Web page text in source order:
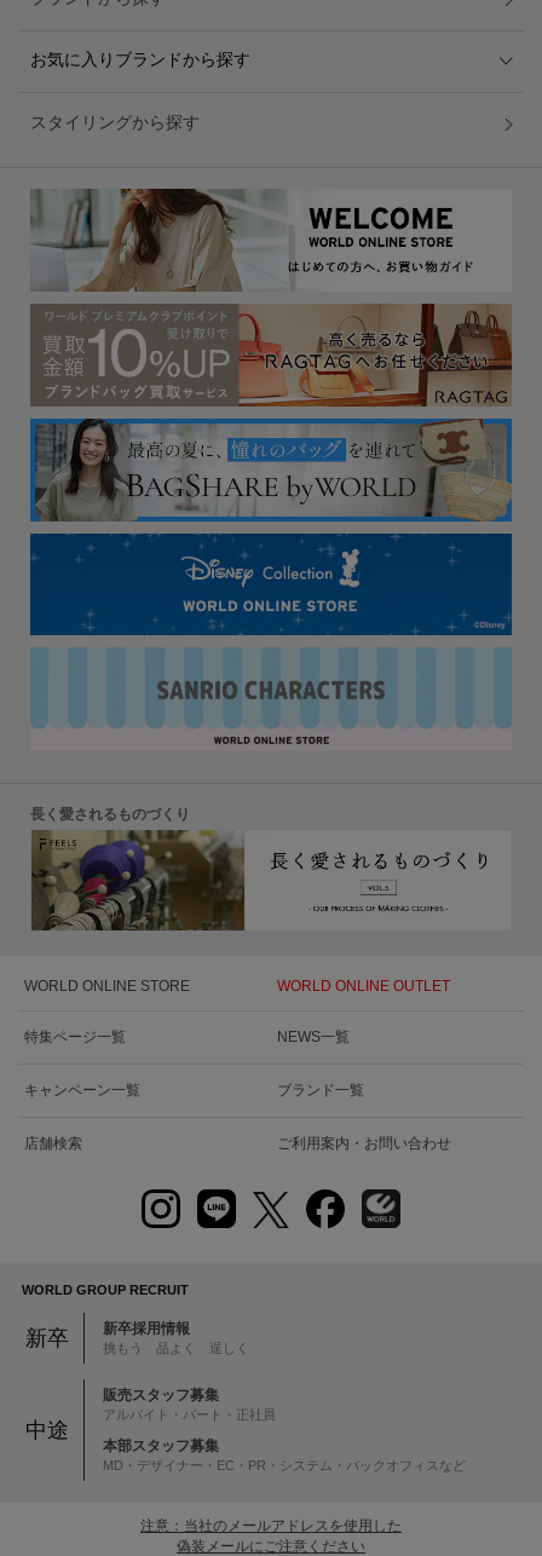
お気に入りブランドから探す
スタイリングから探す
長く愛されるものづくり
WORLD ONLINE STORE WORLD ONLINE OUTLET
特集ページ一覧 NEWS一覧
キャンペーン一覧 ブランド一覧
店舗検索 ご利用案内・お問い合わせ
WORLD GROUP RECRUIT
新卒 新卒採用情報
挑もう 品よく 逞しく
中途
販売スタッフ募集
アルバイト・パート・正社員
本部スタッフ募集
MD・デザイナー・EC・PR・システム・バックオフィスなど
注意：当社のメールアドレスを使用した
偽装メールにご注意ください